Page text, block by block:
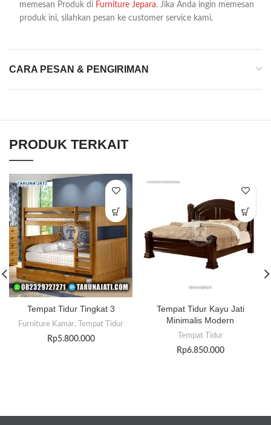
memesan Produk di Furniture Jepara. Jika Anda ingin memesan
produk ini, silahkan pesan ke customer service kami.
CARA PESAN & PENGIRIMAN
PRODUK TERKAIT
Tempat Tidur Tingkat 3
Furniture Kamar,
Tempat Tidur
Rp5.800.000
Tempat Tidur Kayu Jati
Minimalis Modern
Tempat Tidur
Rp6.850.000